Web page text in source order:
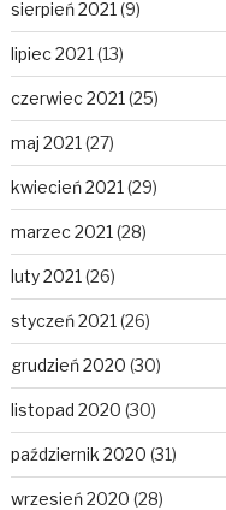
sierpień 2021 (9)
lipiec 2021 (13)
czerwiec 2021 (25)
maj 2021 (27)
kwiecień 2021 (29)
marzec 2021 (28)
luty 2021 (26)
styczeń 2021 (26)
grudzień 2020 (30)
listopad 2020 (30)
październik 2020 (31)
wrzesień 2020 (28)